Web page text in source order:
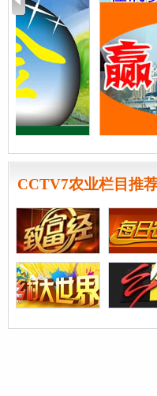
CCTV7农业栏目推